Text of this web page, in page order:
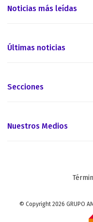
Noticias más leídas
Últimas noticias
Secciones
Nuestros Medios
© Copyright 2026 GRUPO